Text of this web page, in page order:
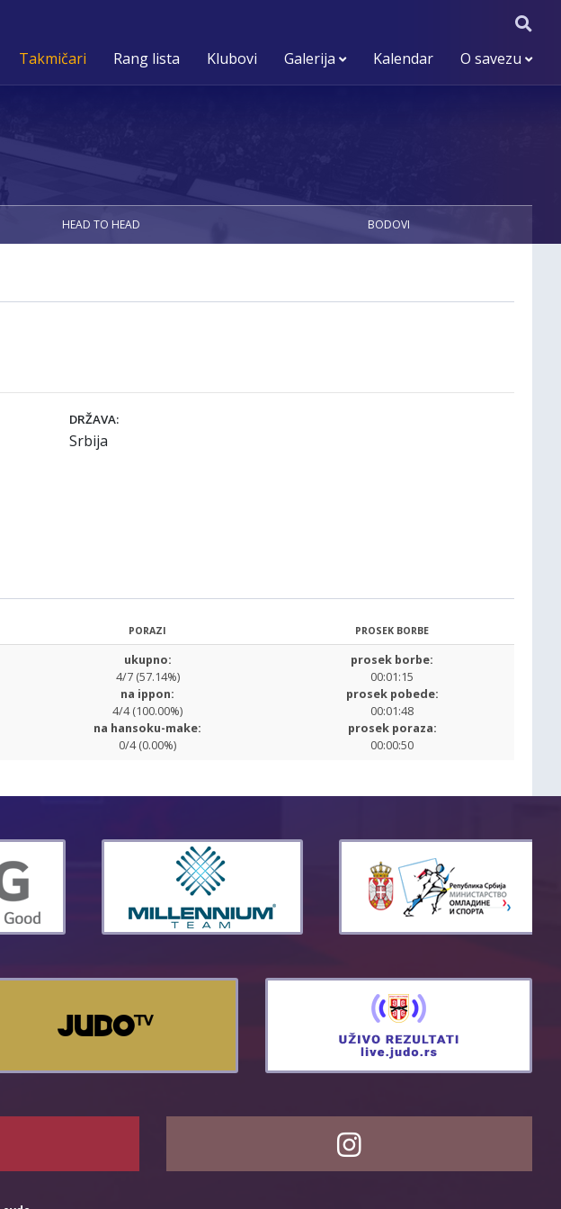
Takmičari Rang lista Klubovi Galerija Kalendar O savezu
HEAD TO HEAD BODOVI
DRŽAVA:
Srbija
PORAZI PROSEK BORBE
ukupno:
4/7 (57.14%)
na ippon:
4/4 (100.00%)
na hansoku-make:
0/4 (0.00%)
prosek borbe:
00:01:15
prosek pobede:
00:01:48
prosek poraza:
00:00:50